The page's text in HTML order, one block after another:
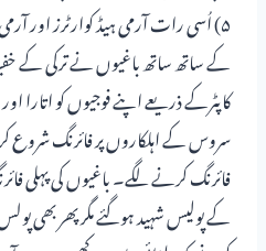
۵) اُسی رات آرمی ہیڈ کوارٹرز اور
کے ساتھ ساتھ باغیوں نے ترکی کے
کاپٹرکے ذریعے اپنے فوجیوں کو اتارا
سروس کے اہلکاروں پر فائرنگ شروع
فائرنگ کرنے لگے۔ باغیوں کی پہلی
کے پولیس شہید ہوگئے مگر پھر بھی